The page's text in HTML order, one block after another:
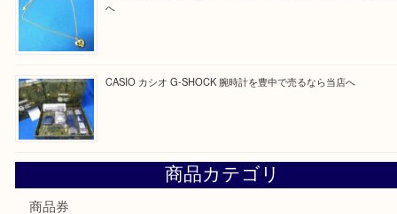
最近の投稿